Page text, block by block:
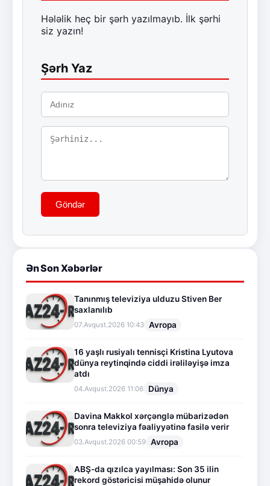
Hələlik heç bir şərh yazılmayıb. İlk şərhi
siz yazın!
Şərh Yaz
Göndər
Ən Son Xəbərlər
Tanınmış televiziya ulduzu Stiven Ber
saxlanılıb
07.Avqust.2026 10:43 Avropa
16 yaşlı rusiyalı tennisçi Kristina Lyutova
dünya reytinqində ciddi irəliləyişə imza
atdı
04.Avqust.2026 11:06 Dünya
Davina Makkol xərçənglə mübarizədən
sonra televiziya fəaliyyətinə fasilə verir
03.Avqust.2026 00:59 Avropa
ABŞ-da qızılca yayılması: Son 35 ilin
rekord göstəricisi müşahidə olunur